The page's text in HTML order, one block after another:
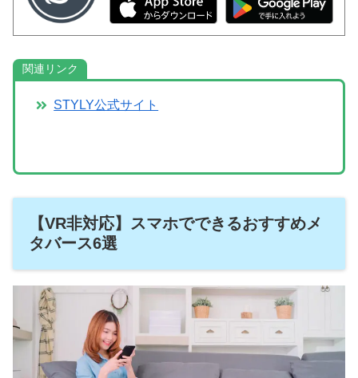
関連リンク
STYLY公式サイト
【VR非対応】スマホでできるおすすめメ
タバース6選